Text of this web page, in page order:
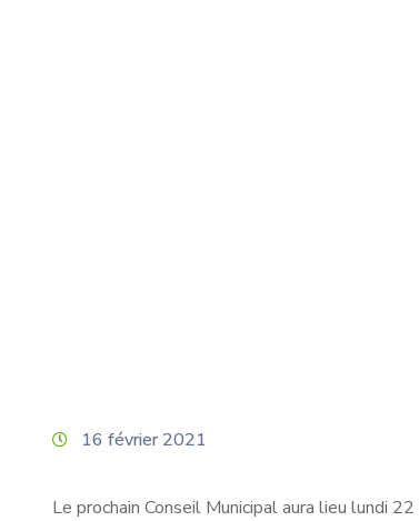
16 février 2021
Le prochain Conseil Municipal aura lieu lundi